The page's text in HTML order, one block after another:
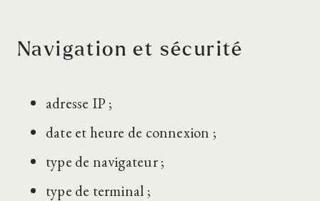
Navigation et sécurité
adresse IP ;
date et heure de connexion ;
type de navigateur ;
type de terminal ;